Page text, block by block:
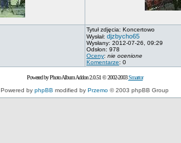
Tytuł zdjęcia: Koncertowo
Wysłał: djzbycho65
Wysłany: 2012-07-26, 09:29
Odsłon: 978
Oceny: nie ocenione
Komentarze: 0
Powered by Photo Album Addon 2.0.51 © 2002-2003Smartor
Powered by phpBB modified by Przemo © 2003 phpBB Group